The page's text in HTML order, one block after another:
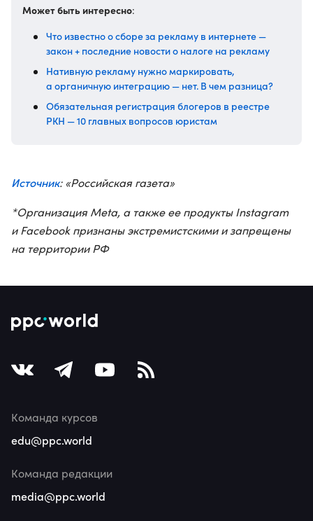
Может быть интересно:
Что известно о сборе за рекламу в интернете —
закон + последние новости о налоге на рекламу
Нативную рекламу нужно маркировать,
а органичную интеграцию — нет. В чем разница?
Обязательная регистрация блогеров в реестре
РКН — 10 главных вопросов юристам
Источник: «Российская газета»
*Организация Meta, а также ее продукты Instagram
и Facebook признаны экстремистскими и запрещены
на территории РФ
Команда курсов
edu@ppc.world
Команда редакции
media@ppc.world